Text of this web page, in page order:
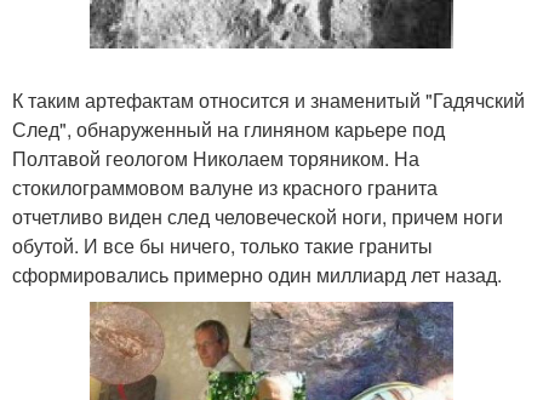
К таким артефактам относится и знаменитый "Гадячский
След", обнаруженный на глиняном карьере под
Полтавой геологом Николаем торяником. На
стокилограммовом валуне из красного гранита
отчетливо виден след человеческой ноги, причем ноги
обутой. И все бы ничего, только такие граниты
сформировались примерно один миллиард лет назад.